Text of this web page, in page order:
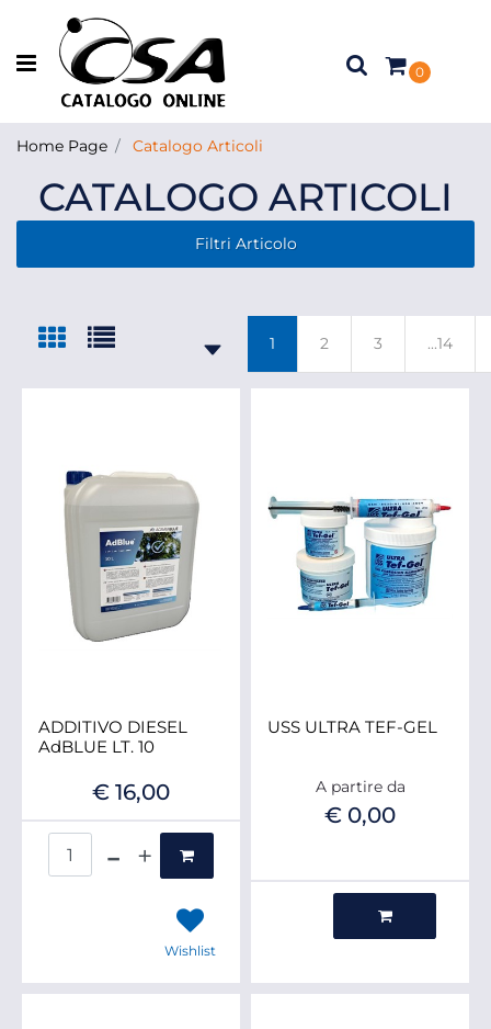
Open menu
0
Home Page Catalogo Articoli
CATALOGO ARTICOLI
Filtri Articolo
1 2 3 ...14
ADDITIVO DIESEL
AdBLUE LT. 10
€ 16,00
Wishlist
USS ULTRA TEF-GEL
A partire da
€ 0,00